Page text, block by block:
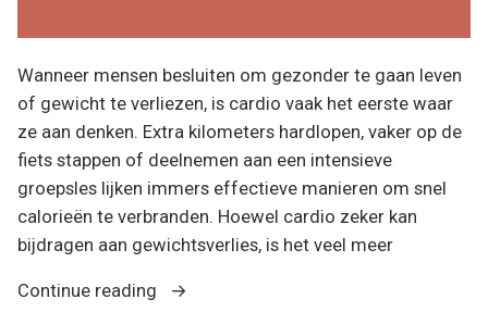
Wanneer mensen besluiten om gezonder te gaan leven
of gewicht te verliezen, is cardio vaak het eerste waar
ze aan denken. Extra kilometers hardlopen, vaker op de
fiets stappen of deelnemen aan een intensieve
groepsles lijken immers effectieve manieren om snel
calorieën te verbranden. Hoewel cardio zeker kan
bijdragen aan gewichtsverlies, is het veel meer
Continue reading
“Cardio